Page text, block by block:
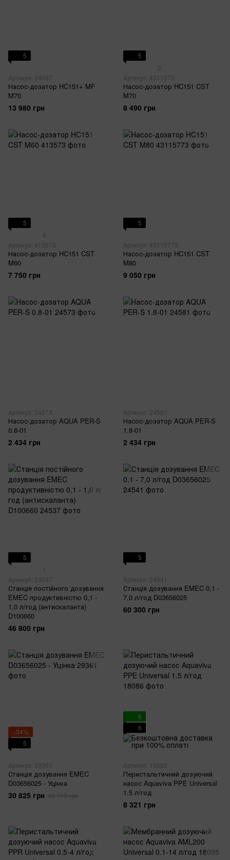
5
Артикул: 24697
Насос-дозатор HC151+ MF
M70
13 980 грн
5
2
Артикул: 4311573
Насос-дозатор HC151 CST
M70
8 490 грн
5
4
Артикул: 413573
Насос-дозатор HC151 CST
M60
7 750 грн
5
Артикул: 43115773
Насос-дозатор HC151 CST
M80
9 050 грн
Артикул: 24573
Насос-дозатор AQUA PER-S
0.8-01
2 434 грн
Артикул: 24581
Насос-дозатор AQUA PER-S
1.8-01
2 434 грн
5
1
Артикул: 24537
Станція постійного дозування
EMEC продуктивністю 0,1 -
1,0 л/год (антискаланта)
D100660
46 800 грн
5
Артикул: 24541
Станція дозування EMEC 0,1 -
7,0 л/год D03656025
60 300 грн
−34%
5
Артикул: 29361
Станція дозування EMEC
D03656025 - Уцінка
30 825 грн 46 710 грн
6
6
Артикул: 18086
Перистальтичний дозуючий
насос Aquaviva PPE Universal
1.5 л/год
8 321 грн